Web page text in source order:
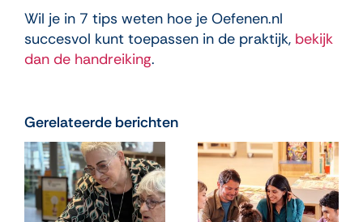
Wil je in 7 tips weten hoe je Oefenen.nl
succesvol kunt toepassen in de praktijk, bekijk
dan de handreiking.
Gerelateerde berichten